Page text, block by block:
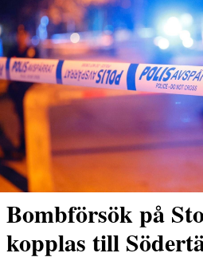
Bombförsök på
kopplas till